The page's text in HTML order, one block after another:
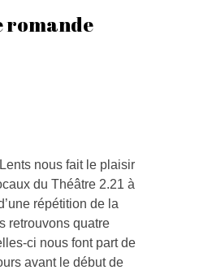
romande
nous fait le plaisir
du Théâtre 2.21 à
répétition de la
retrouvons quatre
ci nous font part de
avant le début de